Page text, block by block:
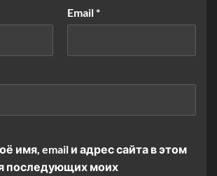
Email*
имя, email и адрес сайта в этом
последующих моих